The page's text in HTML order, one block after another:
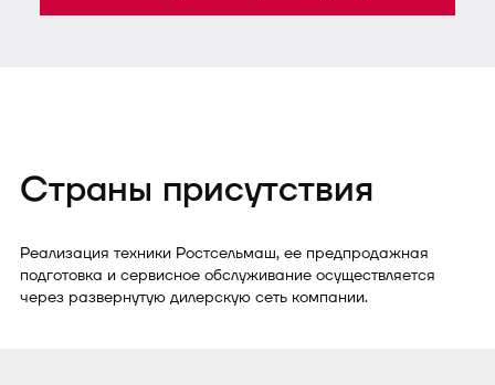
Страны присутствия
Реализация техники Ростсельмаш, ее предпродажная
подготовка и сервисное обслуживание осуществляется
через развернутую дилерскую сеть компании.